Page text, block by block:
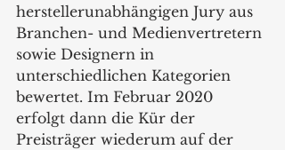
herstellerunabhängigen Jury aus
Branchen- und Medienvertretern
sowie Designern in
unterschiedlichen Kategorien
bewertet. Im Februar 2020
erfolgt dann die Kür der
Preisträger wiederum auf der